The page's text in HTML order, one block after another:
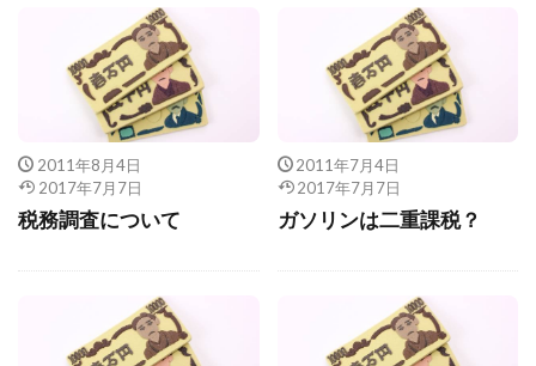
2011年8月4日
2017年7月7日
税務調査について
2011年7月4日
2017年7月7日
ガソリンは二重課税？